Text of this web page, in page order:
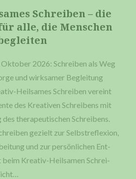
Schrei­ben – die
alle, die Men­schen
2026: Schrei­ben als Weg
und wirk­sa­mer Beglei­tung
Heil­­sa­­mes Schrei­ben ver­eint
des Krea­ti­ven Schrei­bens mit
the­ra­peu­ti­schen Schrei­bens.
gezielt zur Selbst­re­fle­xi­on,
und zur per­sön­li­chen Ent­
beim Kre­a­­tiv-Heil­­sa­­men Schrei­